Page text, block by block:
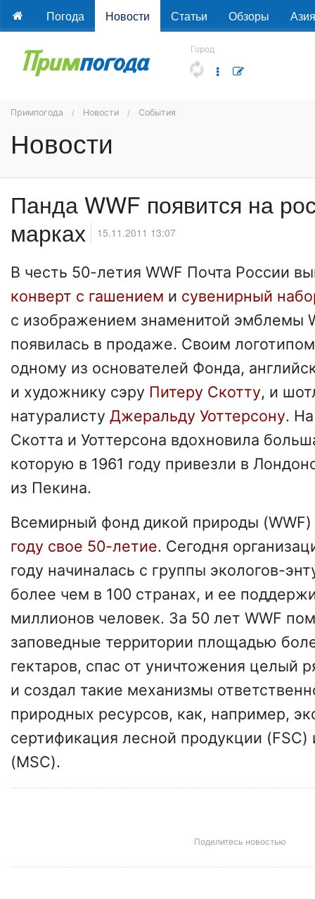
Погода Новости Статьи Обзоры Азия
Город
Примпогода Новости События
Новости
Панда WWF появится на
марках
15.11.2011 13:07
В честь 50-летия WWF Почта России
конверт с гашением и сувенирный
с изображением знаменитой эмблемы
появилась в продаже. Своим
одному из основателей Фонда,
и художнику сэру Питеру Скотту, и
натуралисту Джеральду Уоттерсону.
Скотта и Уоттерсона вдохновила
которую в 1961 году привезли в
из Пекина.
Всемирный фонд дикой природы (WWF)
году свое 50-летие. Сегодня
году начиналась с группы экологов-
более чем в 100 странах, и ее
миллионов человек. За 50 лет WWF
заповедные территории площадью
гектаров, спас от уничтожения целый
и создал такие механизмы
природных ресурсов, как, например,
сертификация лесной продукции
(MSC).
Поделитесь новостью